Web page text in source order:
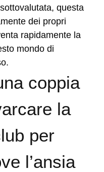
questa
dei propri
rapidamente la
mondo di
coppia
la
per
l’ansia